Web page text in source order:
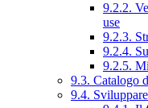
9.2.2.
use
9.2.3.
9.2.4.
9.2.5.
9.3. Catalogo
9.4.